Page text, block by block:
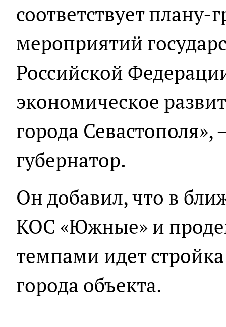
соответствует
мероприятий
Российской
экономическое
города Севастополя»,
губернатор.
Он добавил, что в
КОС «Южные» и
темпами идет
города объекта.